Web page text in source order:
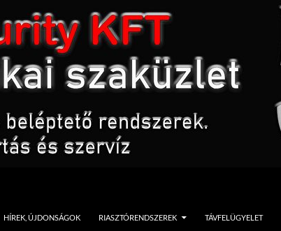
HÍREK, ÚJDONSÁGOK RIASZTÓRENDSZEREK TÁVFELÜGYELET